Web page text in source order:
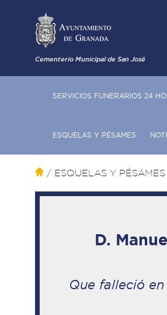
Cementerio Municipal de San José
SERVICIOS FUNERARIOS 24
ESQUELAS Y PÉSAMES
/ ESQUELAS Y PÉSAMES
D.
Que falleció en